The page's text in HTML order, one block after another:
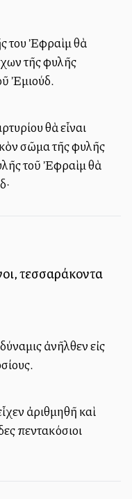
του Ἐφραὶμ θὰ
τῆς φυλῆς
Ἐμιούδ.
θὰ εἶναι
σῶμα τῆς φυλῆς
τοῦ Ἐφραὶμ θὰ
τεσσαράκοντα
ἀνῆλθεν εἰς
ἀριθμηθῆ καὶ
πεντακόσιοι